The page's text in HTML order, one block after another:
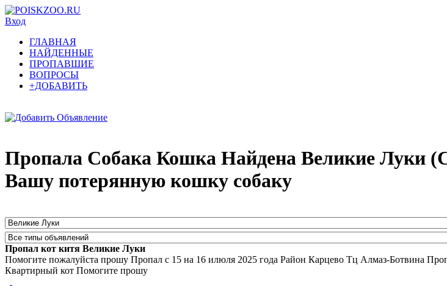
Вход
ГЛАВНАЯ
НАЙДЕННЫЕ
ПРОПАВШИЕ
ВОПРОСЫ
+ДОБАВИТЬ
Пропала Собака Кошка Найдена Великие Луки
Вашу потерянную кошку собаку
Пропал кот китя Великие Луки
Помогите пожалуйста прошу Пропал с 15 на 16 илюля 2025 года Район Карцево Тц Алмаз-Ботвина
Квартирный кот Помогите прошу